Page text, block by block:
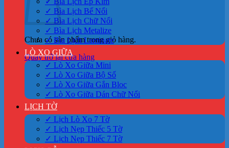
Chưa có sản phẩm trong giỏ hàng.
Quay trở lại cửa hàng
✓ Bìa Lịch Bế Nổi
✓ Bìa Lịch Chữ Nổi
✓ Bìa Lịch Metalize
✓ Bìa Lịch Laminate
LÒ XO GIỮA
✓ Lò Xo Giữa Mini
✓ Lò Xo Giữa Bộ Số
✓ Lò Xo Giữa Gắn Bloc
✓ Lò Xo Giữa Dán Chữ Nổi
LỊCH TỜ
✓ Lịch Lò Xo 7 Tờ
✓ Lịch Nẹp Thiếc 5 Tờ
✓ Lịch Nẹp Thiếc 7 Tờ